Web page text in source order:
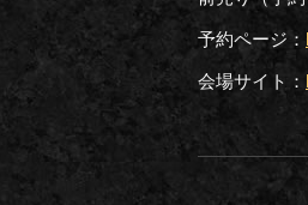
予約ページ：
会場サイト：